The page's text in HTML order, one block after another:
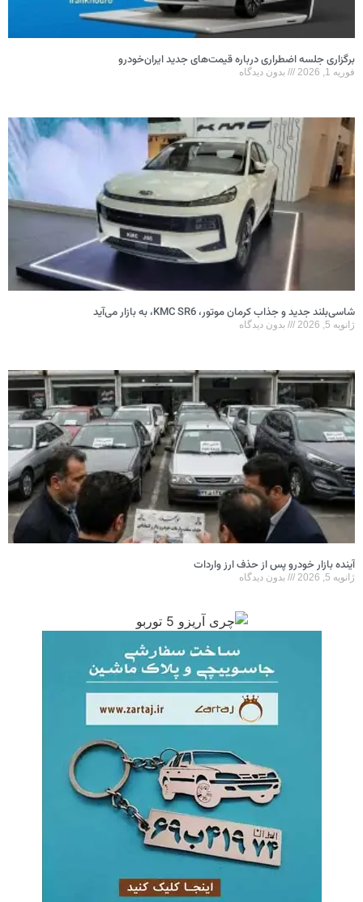
برگزاری جلسه اضطراری درباره قیمت‌های جدید ایران‌خودرو
فوریه 1, 2026 بدون دیدگاه
شاسی‌بلند جدید و جذاب کرمان موتور، KMC SR6، به بازار می‌آید
ژانویه 5, 2026 بدون دیدگاه
آینده بازار خودرو پس از حذف ارز واردات
ژانویه 5, 2026 بدون دیدگاه